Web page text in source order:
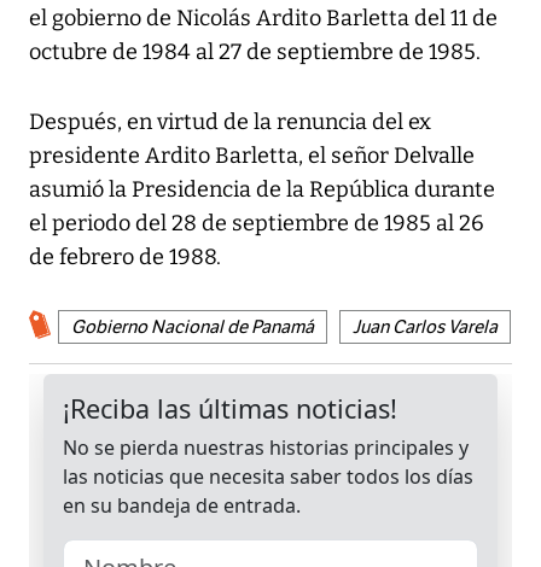
el gobierno de Nicolás Ardito Barletta del 11 de
octubre de 1984 al 27 de septiembre de 1985.
Después, en virtud de la renuncia del ex
presidente Ardito Barletta, el señor Delvalle
asumió la Presidencia de la República durante
el periodo del 28 de septiembre de 1985 al 26
de febrero de 1988.
Gobierno Nacional de Panamá Juan Carlos Varela